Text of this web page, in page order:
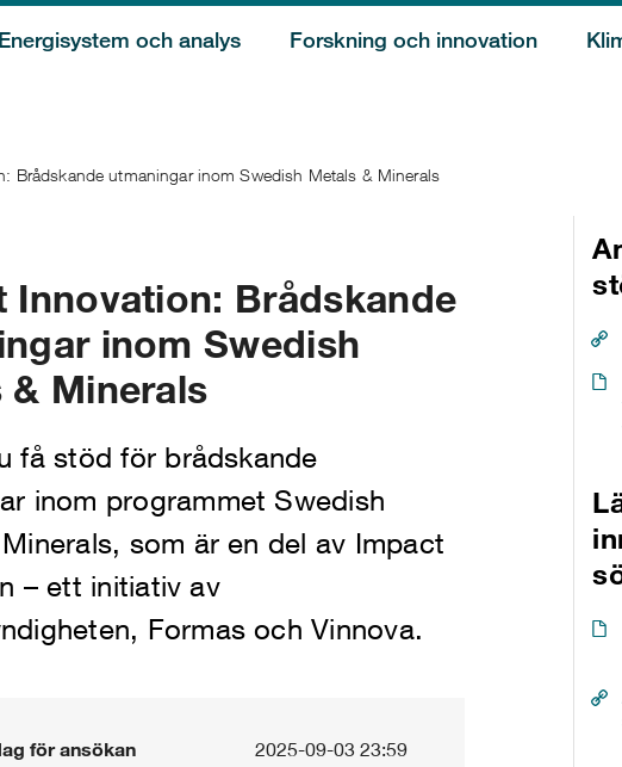
Energisystem och analys Forskning och innovation
Brådskande utmaningar inom Swedish Metals & Minerals
Innovation: Brådskande
inom Swedish
& Minerals
få stöd för brådskande
inom programmet Swedish
som är en del av Impact
– ett initiativ av
Formas och Vinnova.
för ansökan 2025-09-03 23:59